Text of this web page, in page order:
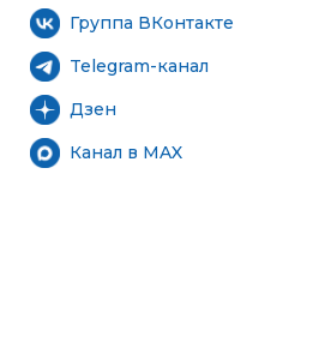
Группа ВКонтакте
Telegram-канал
Дзен
Канал в MAX